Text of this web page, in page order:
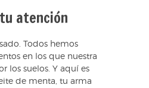
atención
Todos hemos
en los que nuestra
los suelos. Y aquí es
de menta, tu arma